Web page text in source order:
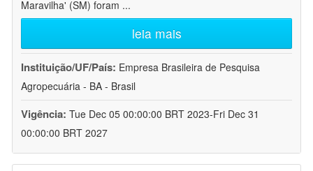
Maravilha' (SM) foram ...
leia mais
Instituição/UF/País: Empresa Brasileira de Pesquisa
Agropecuária - BA - Brasil
Vigência: Tue Dec 05 00:00:00 BRT 2023-Fri Dec 31
00:00:00 BRT 2027